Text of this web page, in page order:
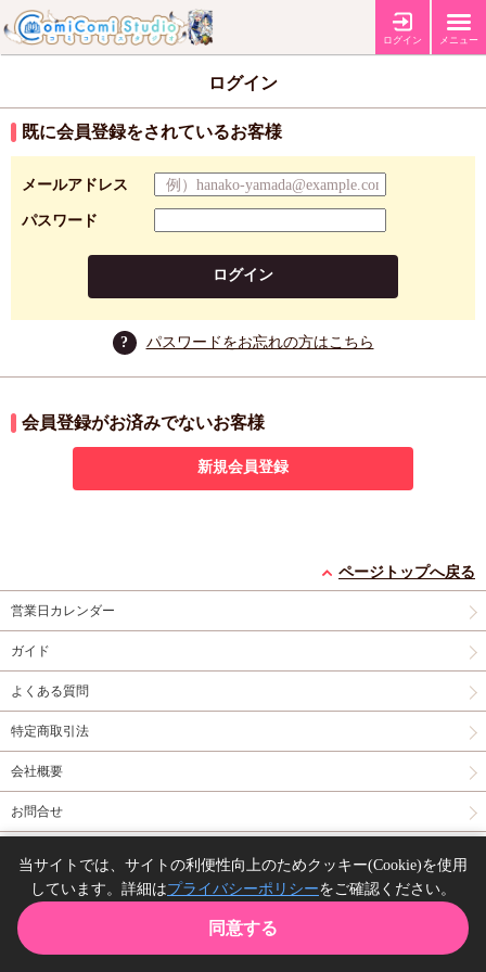
ログイン メニュー
ログイン
既に会員登録をされているお客様
メールアドレス
パスワード
ログイン
? パスワードをお忘れの方はこちら
会員登録がお済みでないお客様
新規会員登録
ページトップへ戻る
営業日カレンダー
ガイド
よくある質問
特定商取引法
会社概要
お問合せ
Copyright(C) comicomi studio. All right reserved.
当サイトでは、サイトの利便性向上のためクッキー(Cookie)を使用
しています。詳細はプライバシーポリシーをご確認ください。
同意する